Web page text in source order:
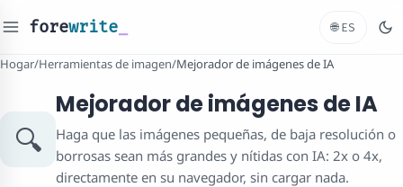
forewrite 🌐 ES
Hogar/Herramientas de imagen/Mejorador de imágenes de IA
🔍
Mejorador de imágenes de IA
Haga que las imágenes pequeñas, de baja resolución o
borrosas sean más grandes y nítidas con IA: 2x o 4x,
directamente en su navegador, sin cargar nada.